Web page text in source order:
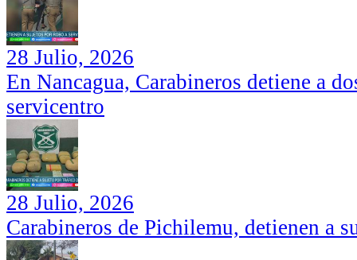
28 Julio, 2026
En Nancagua, Carabineros detiene a
servicentro
28 Julio, 2026
Carabineros de Pichilemu, detienen a